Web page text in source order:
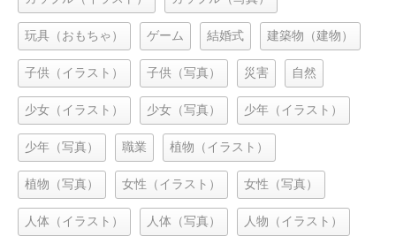
玩具（おもちゃ） ゲーム 結婚式 建築物（建物）
子供（イラスト） 子供（写真） 災害 自然
少女（イラスト） 少女（写真） 少年（イラスト）
少年（写真） 職業 植物（イラスト）
植物（写真） 女性（イラスト） 女性（写真）
人体（イラスト） 人体（写真） 人物（イラスト）